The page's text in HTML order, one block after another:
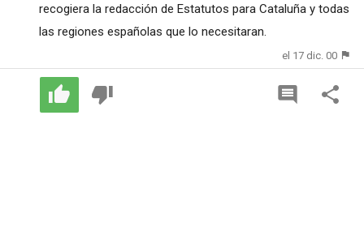
recogiera la redacción de Estatutos para Cataluña y todas
las regiones españolas que lo necesitaran.
el 17 dic. 00